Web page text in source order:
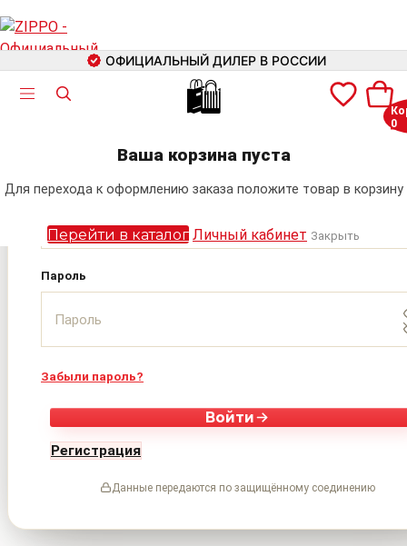
0
ОФИЦИАЛЬНЫЙ ДИЛЕР В РОССИИ
🛍
Ваша корзина пуста
Для перехода к оформлению заказа положите товар в корзину
Перейти в каталог Личный кабинет Закрыть
Пароль
Забыли пароль?
Войти
Регистрация
Данные передаются по защищённому соединению